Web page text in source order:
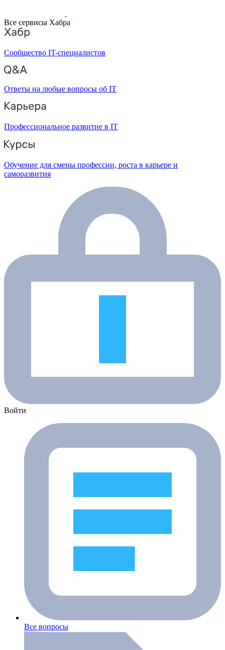
Все сервисы Хабра
Сообщество IT-специалистов
Ответы на любые вопросы об IT
Профессиональное развитие в IT
Обучение для смены профессии, роста в карьере и
саморазвития
Войти
Все вопросы